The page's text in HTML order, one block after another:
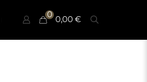
0
0,00 €